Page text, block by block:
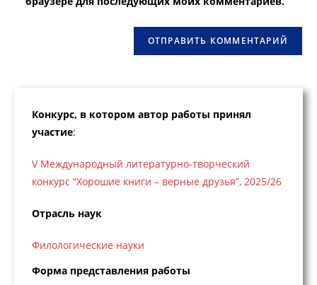
сайта
Конкурс, в котором автор работы принял
участие:
V Международный литературно-творческий
конкурс “Хорошие книги – верные друзья”, 2025/26
Отрасль наук
Филологические науки
Форма представления работы